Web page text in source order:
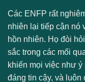
Các ENFP rất
nhiên lại tiếp cận nó
hồn nhiên. Họ đòi
sắc trong các mối
khiến mọi việc như ý
đáng tin cậy, và